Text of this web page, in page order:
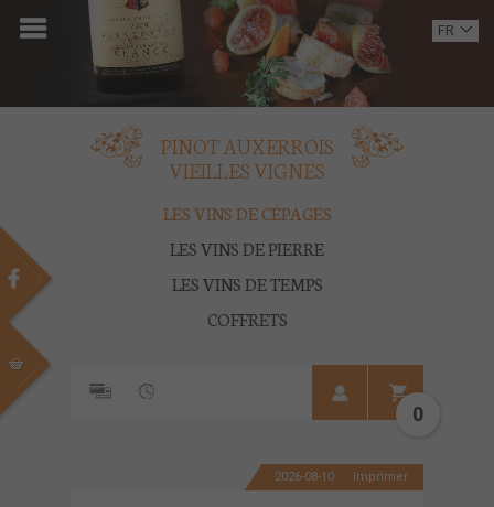
ACCUEIL
DOMAINE
VINS
MULTIMEDIA
CONTACT
FR
PINOT AUXERROIS
VIEILLES VIGNES
LES VINS DE CÉPAGES
LES VINS DE PIERRE
LES VINS DE TEMPS
COFFRETS
0
2026-08-10 Imprimer